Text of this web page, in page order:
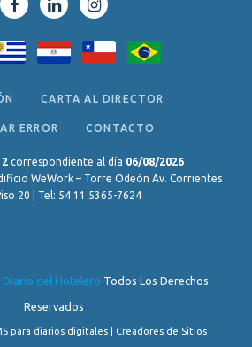
CARTA AL DIRECTOR
ERROR CONTACTO
correspondiente al día 06/08/2026
WeWork – Torre Odeón Av. Corrientes
20 | Tel: 54 11 5365-7624
Diario del Hotelero Todos Los Derechos
Reservados
para diarios digitales | Creadores de Sitios